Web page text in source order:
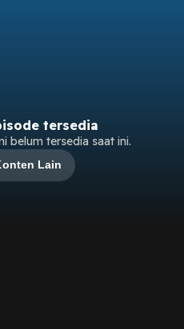
tersedia
belum tersedia saat ini.
Lain